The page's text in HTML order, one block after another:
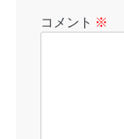
コメント ※